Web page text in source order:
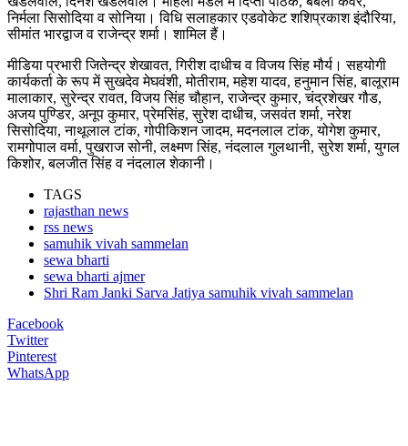
निर्मला सिसोदिया व सोनिया। विधि सलाहकार एडवोकेट शशिप्रकाश इंदौरिया,
सीमांत भारद्वाज व राजेन्द्र शर्मा। शामिल हैं।
मीडिया प्रभारी जितेन्द्र शेखावत, गिरीश दाधीच व विजय सिंह मौर्य। सहयोगी
कार्यकर्ता के रूप में सुखदेव मेघवंशी, मोतीराम, महेश यादव, हनुमान सिंह, बालूराम
मालाकार, सुरेन्द्र रावत, विजय सिंह चौहान, राजेन्द्र कुमार, चंद्रशेखर गौड,
अजय पुण्डिर, अनूप कुमार, प्रेमसिंह, सुरेश दाधीच, जसवंत शर्मा, नरेश
सिसोदिया, नाथूलाल टांक, गोपीकिशन जादम, मदनलाल टांक, योगेश कुमार,
रामगोपाल वर्मा, पुखराज सोनी, लक्ष्मण सिंह, नंदलाल गुलथानी, सुरेश शर्मा, युगल
किशोर, बलजीत सिंह व नंदलाल शेकानी।
TAGS
rajasthan news
rss news
samuhik vivah sammelan
sewa bharti
sewa bharti ajmer
Shri Ram Janki Sarva Jatiya samuhik vivah sammelan
Facebook
Twitter
Pinterest
WhatsApp